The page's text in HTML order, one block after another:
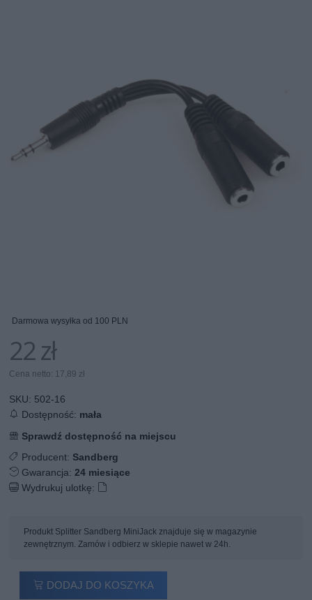
Darmowa wysyłka od 100 PLN
22 zł
Cena netto: 17,89 zł
SKU: 502-16
Dostępność: mała
Sprawdź dostępność na miejscu
Producent: Sandberg
Gwarancja:24 miesiące
Wydrukuj ulotkę:
Produkt Splitter Sandberg MiniJack znajduje się w magazynie
zewnętrznym. Zamów i odbierz w sklepie nawet w 24h.
DODAJ DO KOSZYKA